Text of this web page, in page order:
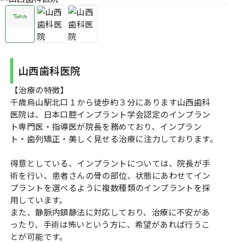
山西歯科医院
【治療の特徴】
千歳烏山駅北口１から徒歩約３分にあります山西歯科
医院は、日本口腔インプラント学会認定のインプラン
ト専門医・指導医が院長を務めており、インプラン
ト・歯列矯正・美しく見せる治療に注力しております。
得意としている、インプラントについては、院長が手
術を行い、患者さんの骨の部位、状態にあわせてイン
プラントを選べるように複数種類のインプラントを採
用しています。
また、静脈内鎮静法に対応しており、治療に不安があ
ったり、手術は怖いという方に、希望があれば行うこ
とが可能です。